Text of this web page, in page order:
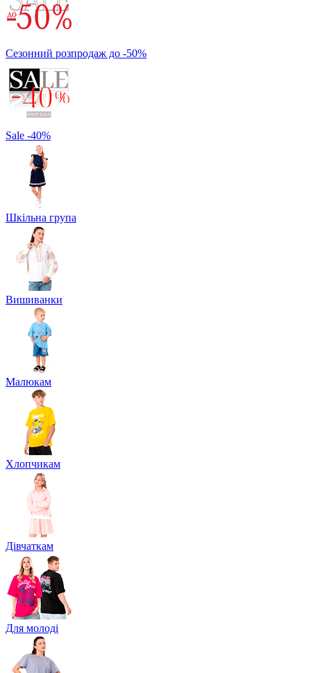
Сезонний розпродаж до -50%
Sale -40%
Шкільна група
Вишиванки
Малюкам
Хлопчикам
Дівчаткам
Для молоді